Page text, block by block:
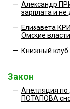
— Александр
зарплата и не
— Елизавета
Омские
— Книжный клуб
Закон
— Апелляция
ПОТАПОВА